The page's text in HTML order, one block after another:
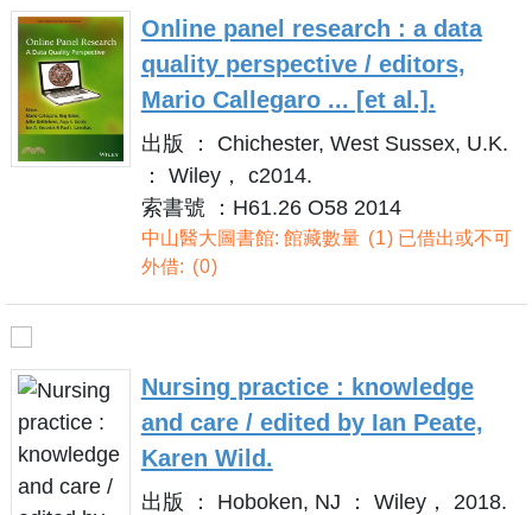
Online panel research : a data
quality perspective / editors,
Mario Callegaro ... [et al.].
出版 ： Chichester, West Sussex, U.K.
： Wiley， c2014.
索書號 ：H61.26 O58 2014
中山醫大圖書館: 館藏數量 1 已借出或不可
外借:
0
Nursing practice : knowledge
and care / edited by Ian Peate,
Karen Wild.
出版 ： Hoboken, NJ ： Wiley， 2018.